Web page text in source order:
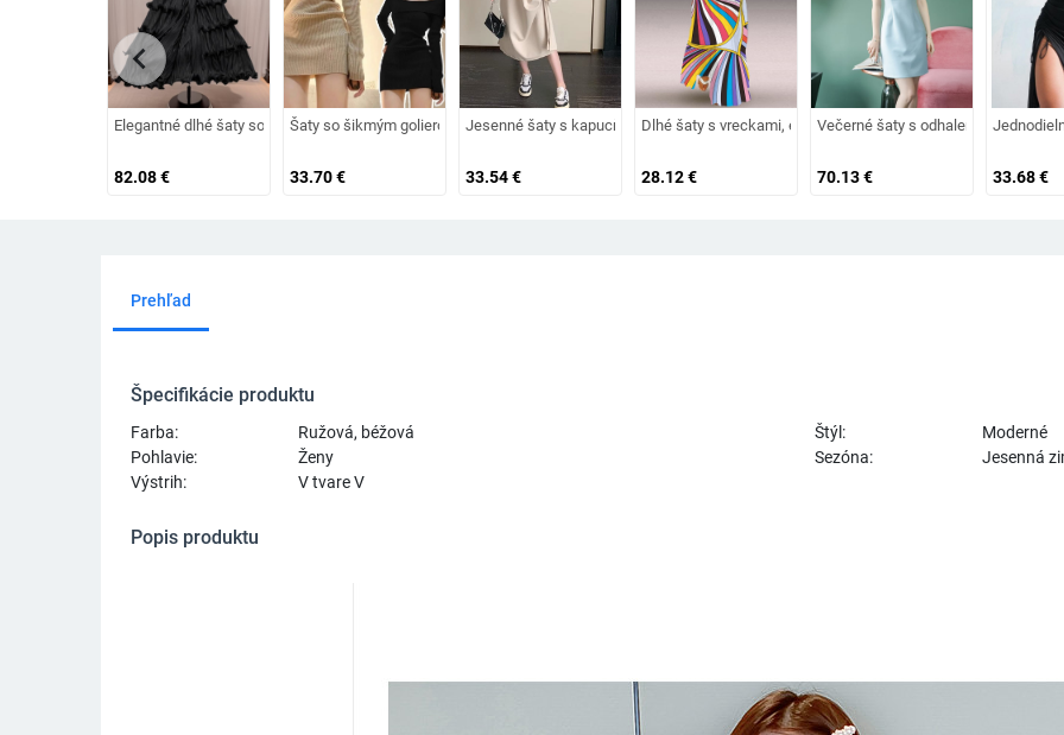
Elegantné dlhé šaty so sakovým golierom, vysokým pásom, A-líniu siluetu, volány
82.08€
Šaty so šikmým golierom a dlhými rukávmi (krátka sukňa; brushed tkanina; stredný pás)
33.70€
Jesenné šaty s kapucňou, dlhé rukávy, stredná dĺžka, rovný strih, polyester 80–90%
33.54€
Dlhé šaty s vreckami, európska retro potlač, 3D digitálny
28.12€
Večerné šaty s odhalenými
70.13€ 33.68€
chevron_left
Prehľad
Špecifikácie produktu
Farba: Ružová, béžová Štýl:
Moderné
Pohlavie:
Ženy Sezóna:
Jesenná
Výstrih:
V tvare V
Popis produktu